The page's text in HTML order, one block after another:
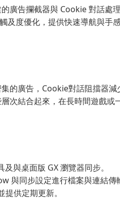
廣告攔截器與 Cookie 對話處
及度優化，提供快速導航與手
的廣告，Cookie對話阻擋器
次結合起來，在長時間遊戲或
與桌面版 GX 瀏覽器同步。
與同步設定進行檔案與連結傳
供定期更新。